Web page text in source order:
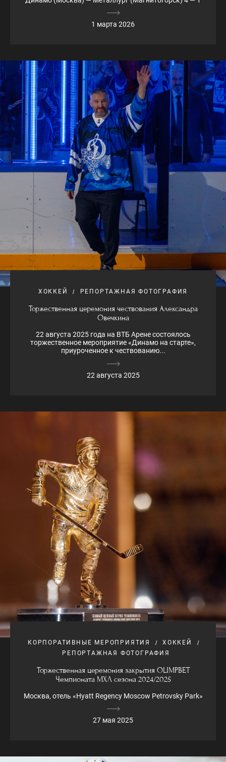
1 марта 2026
ХОККЕЙ РЕПОРТАЖНАЯ ФОТОГРАФИЯ
Торжественная церемония чествования Александра
Овечкина
22 августа 2025 года на ВТБ Арене состоялось
торжественное мероприятие «Динамо на старте»,
приуроченное к чествованию...
22 августа 2025
КОРПОРАТИВНЫЕ МЕРОПРИЯТИЯ
ХОККЕЙ
РЕПОРТАЖНАЯ ФОТОГРАФИЯ
Торжественная церемония закрытия OLIMPBET
Чемпионата МХЛ сезона 2024/2025
Москва, отель «Hyatt Regency Moscow Petrovsky Park»
27 мая 2025